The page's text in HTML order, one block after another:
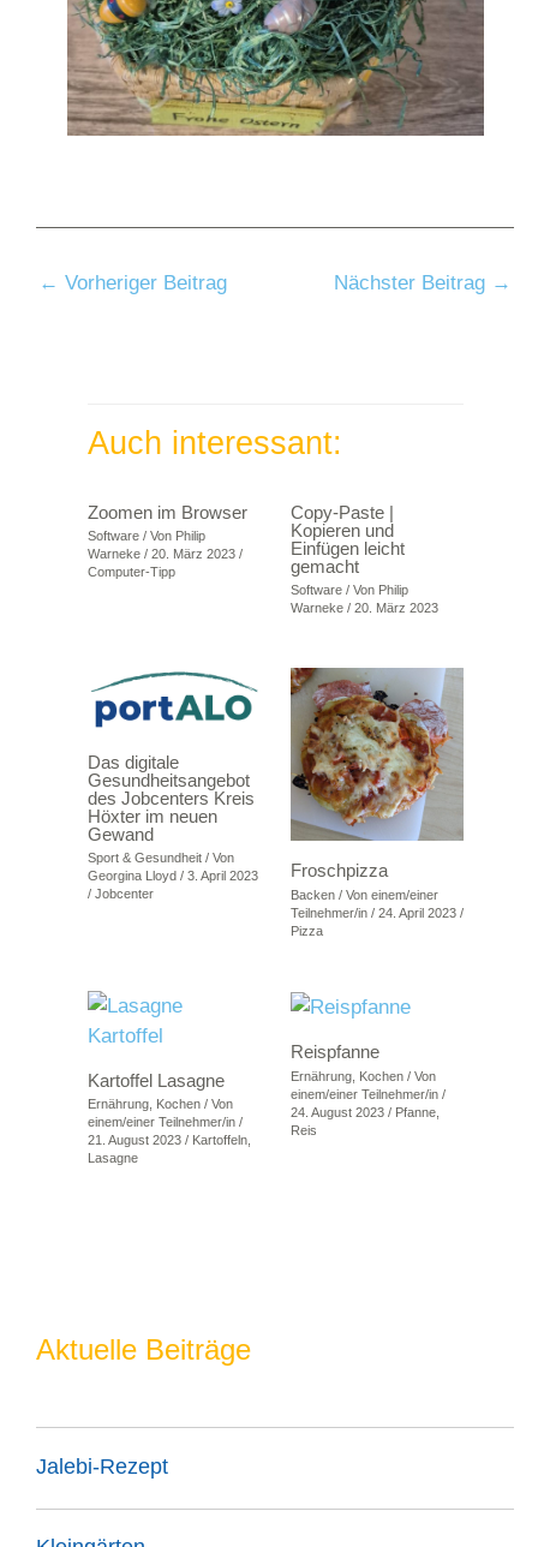
← Vorheriger Beitrag Nächster Beitrag →
Auch interessant:
Zoomen im Browser
Software/ Von Philip
Warneke / 20. März 2023 /
Computer-Tipp
Copy-Paste |
Kopieren und
Einfügen leicht
gemacht
Software/ Von Philip
Warneke / 20. März 2023
Das digitale
Gesundheitsangebot
des Jobcenters Kreis
Höxter im neuen
Gewand
Sport & Gesundheit/ Von
Georgina Lloyd / 3. April 2023
/ Jobcenter
Froschpizza
Backen/ Von einem/einer
Teilnehmer/in / 24. April 2023 /
Pizza
Kartoffel Lasagne
Ernährung, Kochen/ Von
einem/einer Teilnehmer/in /
21. August 2023 / Kartoffeln,
Lasagne
Reispfanne
Ernährung, Kochen/ Von
einem/einer Teilnehmer/in /
24. August 2023 / Pfanne,
Reis
Aktuelle Beiträge
Jalebi-Rezept